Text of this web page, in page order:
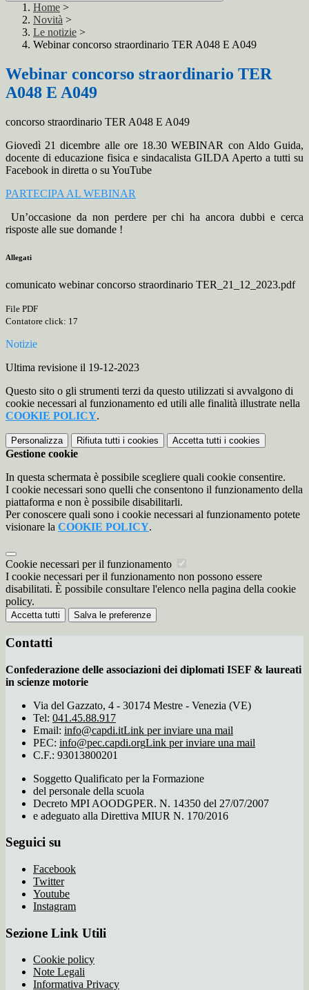
Home >
Novità >
Le notizie >
Webinar concorso straordinario TER A048 E A049
Webinar concorso straordinario TER
A048 E A049
concorso straordinario TER A048 E A049
Giovedì 21 dicembre alle ore 18.30 WEBINAR con Aldo Guida,
docente di educazione fisica e sindacalista GILDA Aperto a tutti su
Facebook in diretta o su YouTube
PARTECIPA AL WEBINAR
Un’occasione da non perdere per chi ha ancora dubbi e cerca
risposte alle sue domande !
Allegati
comunicato webinar concorso straordinario TER_21_12_2023.pdf
File PDF
Contatore click: 17
Notizie
Ultima revisione il 19-12-2023
Questo sito o gli strumenti terzi da questo utilizzati si avvalgono di
cookie necessari al funzionamento ed utili alle finalità illustrate nella
COOKIE POLICY.
Personalizza Rifiuta tutti i cookies Accetta tutti i cookies
Gestione cookie
In questa schermata è possibile scegliere quali cookie consentire.
I cookie necessari sono quelli che consentono il funzionamento della
piattaforma e non è possibile disabilitarli.
Per conoscere quali sono i cookie necessari al funzionamento potete
visionare la COOKIE POLICY.
Cookie necessari per il funzionamento
I cookie necessari per il funzionamento non possono essere
disabilitati. È possibile consultare l'elenco nella pagina della cookie
policy.
Accetta tutti Salva le preferenze
Contatti
Confederazione delle associazioni dei diplomati ISEF & laureati
in scienze motorie
Via del Gazzato, 4 - 30174 Mestre - Venezia (VE)
Tel: 041.45.88.917
Email: info@capdi.itLink per inviare una mail
PEC: info@pec.capdi.orgLink per inviare una mail
C.F.: 93013800201
Soggetto Qualificato per la Formazione
del personale della scuola
Decreto MPI AOODGPER. N. 14350 del 27/07/2007
e adeguato alla Direttiva MIUR N. 170/2016
Seguici su
Facebook
Twitter
Youtube
Instagram
Sezione Link Utili
Cookie policy
Note Legali
Informativa Privacy